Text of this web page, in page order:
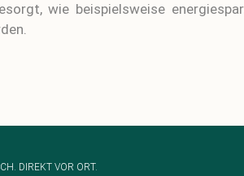
wie beispielsweise
DIREKT VOR ORT.